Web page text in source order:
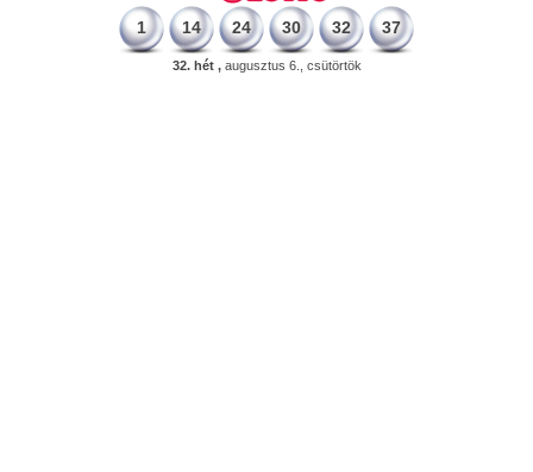
1 14 24 30 32 37
32. hét ,augusztus 6., csütörtök